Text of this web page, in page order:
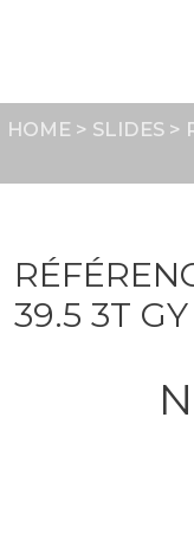
HOME > SLIDES>
39.5 3T GY